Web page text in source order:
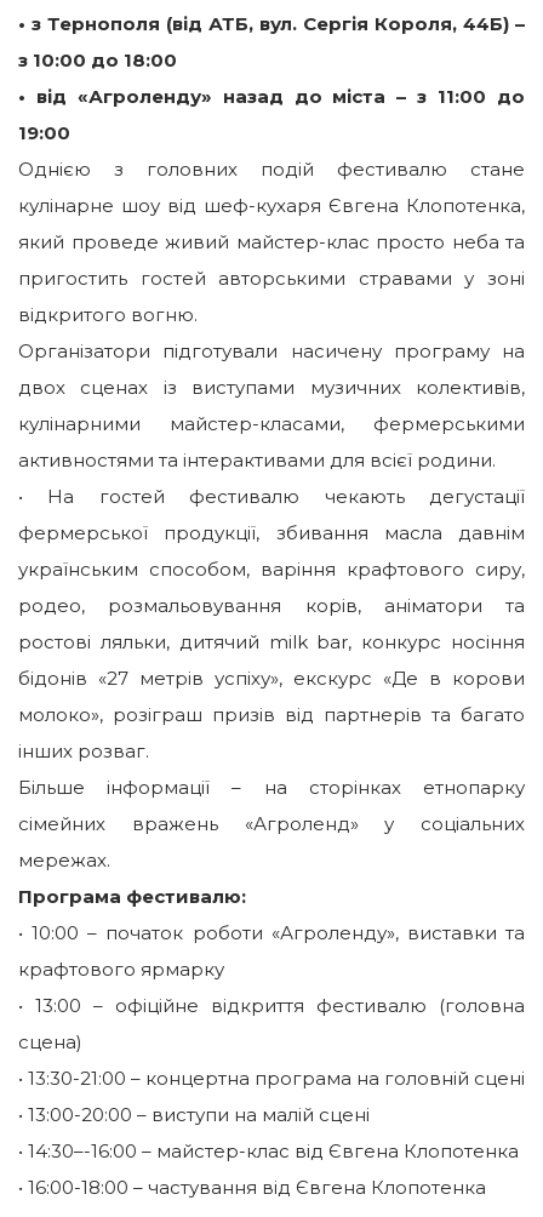
• з Тернополя (від АТБ, вул. Сергія Короля, 44Б) –
з 10:00 до 18:00
• від «Агроленду» назад до міста – з 11:00 до
19:00
Однією з головних подій фестивалю стане
кулінарне шоу від шеф-кухаря Євгена Клопотенка,
який проведе живий майстер-клас просто неба та
пригостить гостей авторськими стравами у зоні
відкритого вогню.
Організатори підготували насичену програму на
двох сценах із виступами музичних колективів,
кулінарними майстер-класами, фермерськими
активностями та інтерактивами для всієї родини.
• На гостей фестивалю чекають дегустації
фермерської продукції, збивання масла давнім
українським способом, варіння крафтового сиру,
родео, розмальовування корів, аніматори та
ростові ляльки, дитячий milk bar, конкурс носіння
бідонів «27 метрів успіху», екскурс «Де в корови
молоко», розіграш призів від партнерів та багато
інших розваг.
Більше інформації – на сторінках етнопарку
сімейних вражень «Агроленд» у соціальних
мережах.
Програма фестивалю:
• 10:00 – початок роботи «Агроленду», виставки та
крафтового ярмарку
• 13:00 – офіційне відкриття фестивалю (головна
сцена)
• 13:30-21:00 – концертна програма на головній сцені
• 13:00-20:00 – виступи на малій сцені
• 14:30–-16:00 – майстер-клас від Євгена Клопотенка
• 16:00-18:00 – частування від Євгена Клопотенка